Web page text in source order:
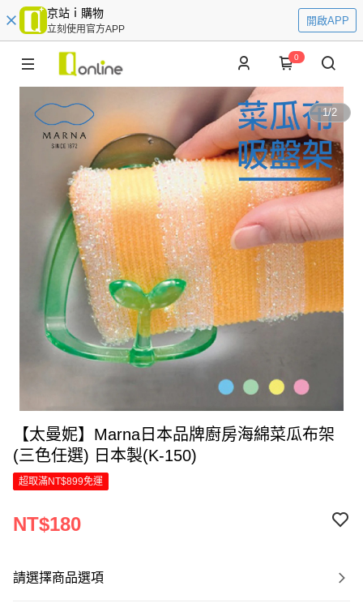
京站ｉ購物
立刻使用官方APP
開啟APP
0
1/2
【太曼妮】Marna日本品牌廚房海綿菜瓜布架
(三色任選) 日本製(K-150)
超取滿NT$899免運
NT$180
請選擇商品選項